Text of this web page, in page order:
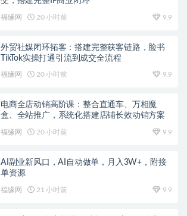
福缘网 20 小时前 9.9
外贸社媒闭环拓客：搭建完整获客链路，脸书
TikTok实操打通引流到成交全流程
福缘网 20 小时前 9.9
电商全店动销高阶课：整合直通车、万相魔
盒、全站推广，系统化搭建店铺长效动销方案
福缘网 20 小时前 9.9
AI副业新风口，AI自动做单，月入3W+，附接
单资源
福缘网 21 小时前 9.9